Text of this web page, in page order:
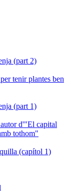
(part 2)
tenir plantes ben
(part 1)
d'"El capital
tothom"
(capítol 1)